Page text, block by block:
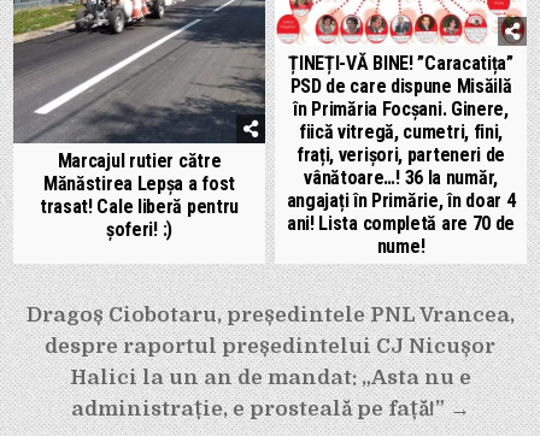
Marcajul rutier către
Mănăstirea Lepșa a fost
trasat! Cale liberă pentru
șoferi! :)
ȚINEȚI-VĂ BINE! ”Caracatița”
PSD de care dispune Misăilă
în Primăria Focșani. Ginere,
fiică vitregă, cumetri, fini,
frați, verișori, parteneri de
vânătoare…! 36 la număr,
angajați în Primărie, în doar 4
ani! Lista completă are 70 de
nume!
Navigare
în
articole
Dragoș Ciobotaru, președintele PNL Vrancea,
despre raportul președintelui CJ Nicușor
Halici la un an de mandat: „Asta nu e
administrație, e prosteală pe față!” →